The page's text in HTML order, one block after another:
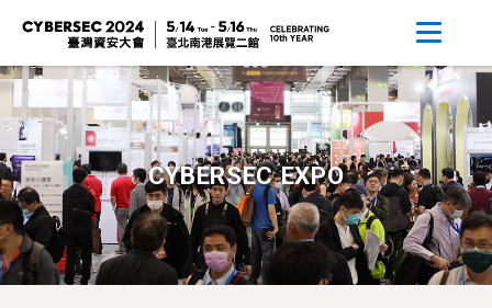
CYBERSEC EXPO